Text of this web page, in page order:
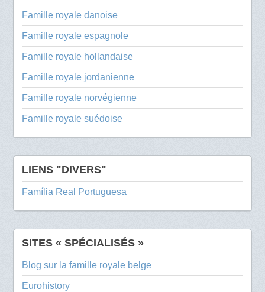
Famille royale danoise
Famille royale espagnole
Famille royale hollandaise
Famille royale jordanienne
Famille royale norvégienne
Famille royale suédoise
LIENS "DIVERS"
Família Real Portuguesa
SITES « SPÉCIALISÉS »
Blog sur la famille royale belge
Eurohistory